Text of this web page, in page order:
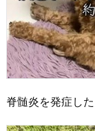
脊髄炎を発症し